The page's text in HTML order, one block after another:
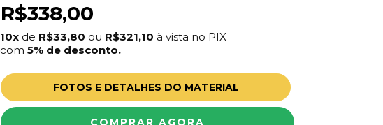
R$338,00
10x de R$33,80 ou R$321,10 à vista no PIX
com 5% de desconto.
FOTOS E DETALHES DO MATERIAL